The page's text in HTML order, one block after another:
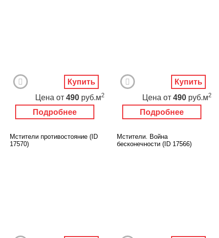
Подробнее
Цена от 490 руб.м2
Купить
Подробнее
Цена от 490 руб.м2
Купить
Мстители противостояние (ID
17570)
Мстители. Война
бесконечности (ID 17566)